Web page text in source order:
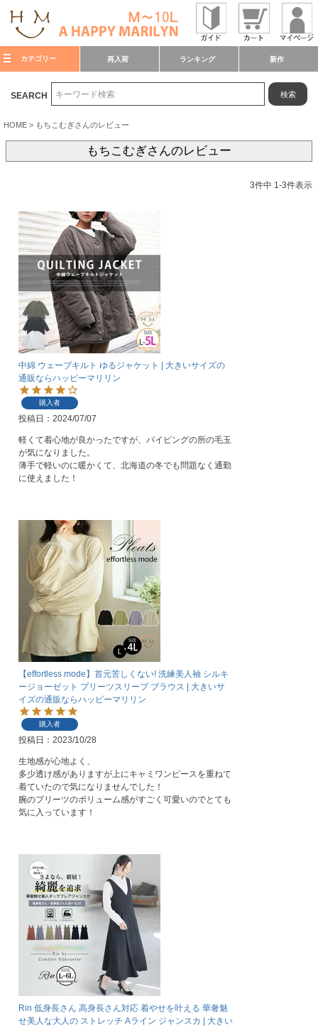
カテゴリー 再入荷 ランキング 新作
SEARCH 検索
HOME もちこむぎさんのレビュー
もちこむぎさんのレビュー
3件中 1-3件表示
中綿 ウェーブキルト ゆるジャケット | 大きいサイズの
通販ならハッピーマリリン
購入者
投稿日 2024/07/07
軽くて着心地が良かったですが、パイピングの所の毛玉
が気になりました。
薄手で軽いのに暖かくて、北海道の冬でも問題なく通勤
に使えました！
【effortless mode】首元苦しくない! 洗練美人袖 シルキ
ージョーゼット プリーツスリーブ ブラウス | 大きいサ
イズの通販ならハッピーマリリン
購入者
投稿日 2023/10/28
生地感が心地よく、
多少透け感がありますが上にキャミワンピースを重ねて
着ていたので気になりませんでした！
腕のプリーツのボリューム感がすごく可愛いのでとても
気に入っています！
Rin 低身長さん 高身長さん対応 着やせを叶える 華奢魅
せ美人な大人の ストレッチ Aライン ジャンスカ | 大きい